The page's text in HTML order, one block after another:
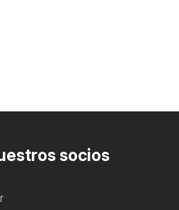
socios